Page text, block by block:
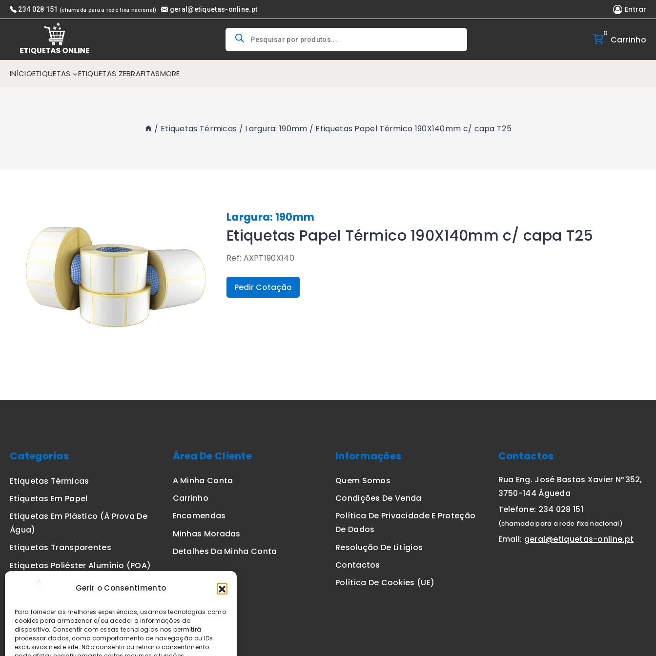
Gerir o Consentimento
Para fornecer as melhores experiências, usamos tecnologias como
cookies para armazenar e/ou aceder a informações do
dispositivo. Consentir com essas tecnologias nos permitirá
processar dados, como comportamento de navegação ou IDs
exclusivos neste site. Não consentir ou retirar o consentimento
Skip
to
234 028 151 (chamada para a rede fixa nacional) geral@etiquetas-online.pt Entrar
Products
search
0
Carrinho
INÍCIOETIQUETAS ETIQUETAS ZEBRAFITASMORE
/ Etiquetas Térmicas / Largura: 190mm / Etiquetas Papel Térmico 190X140mm c/ capa T25
Largura: 190mm
Etiquetas Papel Térmico 190X140mm c/ capa T25
Ref: AXPT190X140
Pedir Cotação
Categorias
Etiquetas Térmicas
Etiquetas Em Papel
Etiquetas Em Plástico (à Prova De
Água)
Etiquetas Transparentes
Etiquetas Poliéster Alumínio (POA)
Etiquetas De Segurança VOID
Etiquetas Zebra
Fitas
Área De Cliente
A Minha Conta
Carrinho
Encomendas
Minhas Moradas
Detalhes Da Minha Conta
Informações
Quem Somos
Condições De Venda
Política De Privacidade E Proteção
De Dados
Resolução De Litígios
Contactos
Política De Cookies (UE)
Contactos
Rua Eng. José Bastos Xavier Nº352,
3750-144 Águeda
Telefone: 234 028 151
(chamada para a rede fixa nacional)
Email: geral@etiquetas-online.pt